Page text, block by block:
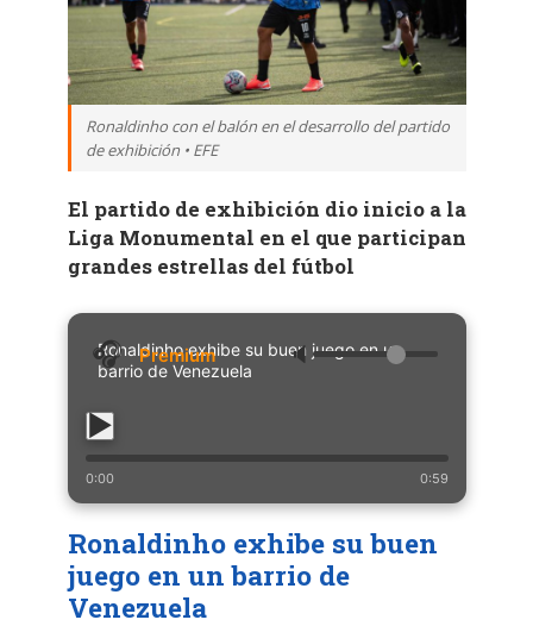
Ronaldinho con el balón en el desarrollo del partido
de exhibición • EFE
El partido de exhibición dio inicio a la
Liga Monumental en el que participan
grandes estrellas del fútbol
Ronaldinho exhibe su buen juego en un
barrio de Venezuela
🔈
0:00 0:59
Ronaldinho exhibe su buen
juego en un barrio de
Venezuela